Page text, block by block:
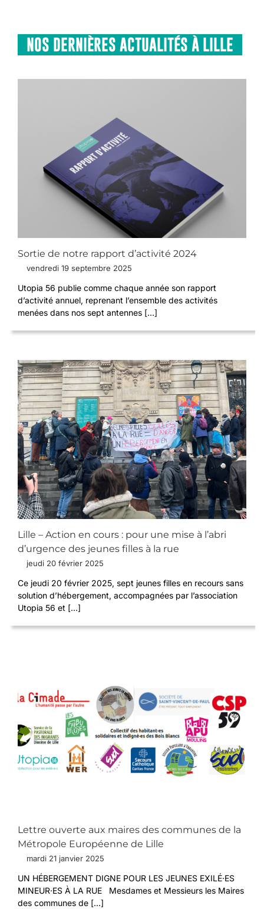
NOS DERNIÈRES ACTUALITÉS À LILLE
Sortie de notre rapport d’activité 2024
vendredi 19 septembre 2025
Utopia 56 publie comme chaque année son rapport
d’activité annuel, reprenant l’ensemble des activités
menées dans nos sept antennes [...]
Lille – Action en cours : pour une mise à l’abri
d’urgence des jeunes filles à la rue
jeudi 20 février 2025
Ce jeudi 20 février 2025, sept jeunes filles en recours sans
solution d’hébergement, accompagnées par l’association
Utopia 56 et [...]
Lettre ouverte aux maires des communes de la
Métropole Européenne de Lille
mardi 21 janvier 2025
UN HÉBERGEMENT DIGNE POUR LES JEUNES EXILÉ·ES
MINEUR·ES À LA RUE Mesdames et Messieurs les Maires
des communes de [...]